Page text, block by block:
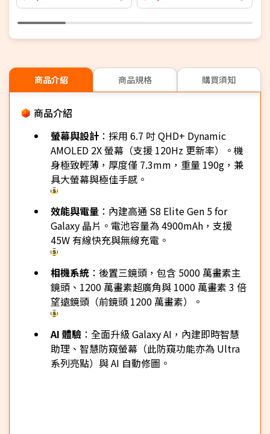
商品介紹 商品規格 購買須知
商品介紹
螢幕與設計 ：採用 6.7 吋 QHD+ Dynamic
AMOLED 2X 螢幕（支援 120Hz 更新率）。機
身極致輕薄，厚度僅 7.3mm，重量 190g，兼
具大螢幕與極佳手感。
效能與電量 ：內建高通 S8 Elite Gen 5 for
Galaxy 晶片。電池容量為 4900mAh，支援
45W 有線快充與無線充電。
相機系統 ：後置三鏡頭，包含 5000 萬畫素主
鏡頭、1200 萬畫素超廣角與 1000 萬畫素 3 倍
望遠鏡頭（前鏡頭 1200 萬畫素）。
AI 體驗 ：全面升級 Galaxy AI，內建即時智慧
助理、智慧防窺螢幕（此防窺功能亦為 Ultra
系列亮點）與 AI 自動修圖。